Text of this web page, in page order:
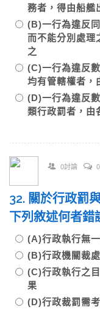
務者，得由船
(B)一行為違反
而不能分別處理
之
(C)一行為違反
均有管轄權者
(D)一行為違反
類行政罰者，由
0討論
32. 關於行政罰
下列敘述何者
(A)行政執行無
(B)行政機關裁
(C)行政執行之
果
(D)行政裁罰需